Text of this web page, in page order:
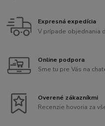
Expresná expedícia
V prípade objednania
Online podpora
Sme tu pre Vás na
Overené zákazníkmi
Recenzie hovoria za